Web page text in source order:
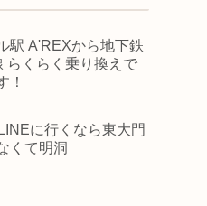
駅 A'REXから地下鉄
らくらく乗り換えで
！
に行くなら東大門
くて明洞